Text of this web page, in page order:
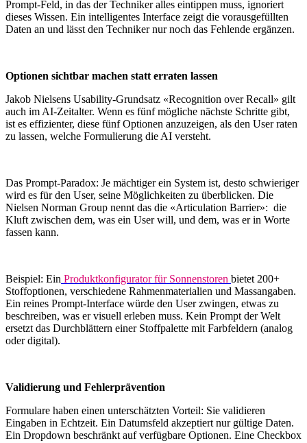
Prompt-Feld, in das der Techniker alles eintippen muss, ignoriert
dieses Wissen. Ein intelligentes Interface zeigt die vorausgefüllten
Daten an und lässt den Techniker nur noch das Fehlende ergänzen.
Optionen sichtbar machen statt erraten lassen
Jakob Nielsens Usability-Grundsatz «Recognition over Recall» gilt
auch im AI-Zeitalter. Wenn es fünf mögliche nächste Schritte gibt,
ist es effizienter, diese fünf Optionen anzuzeigen, als den User raten
zu lassen, welche Formulierung die AI versteht.
Das Prompt-Paradox: Je mächtiger ein System ist, desto schwieriger
wird es für den User, seine Möglichkeiten zu überblicken. Die
Nielsen Norman Group nennt das die «Articulation Barrier»: die
Kluft zwischen dem, was ein User will, und dem, was er in Worte
fassen kann.
Beispiel: Ein Produktkonfigurator für Sonnenstoren bietet 200+
Stoffoptionen, verschiedene Rahmenmaterialien und Massangaben.
Ein reines Prompt-Interface würde den User zwingen, etwas zu
beschreiben, was er visuell erleben muss. Kein Prompt der Welt
ersetzt das Durchblättern einer Stoffpalette mit Farbfeldern (analog
oder digital).
Validierung und Fehlerprävention
Formulare haben einen unterschätzten Vorteil: Sie validieren
Eingaben in Echtzeit. Ein Datumsfeld akzeptiert nur gültige Daten.
Ein Dropdown beschränkt auf verfügbare Optionen. Eine Checkbox